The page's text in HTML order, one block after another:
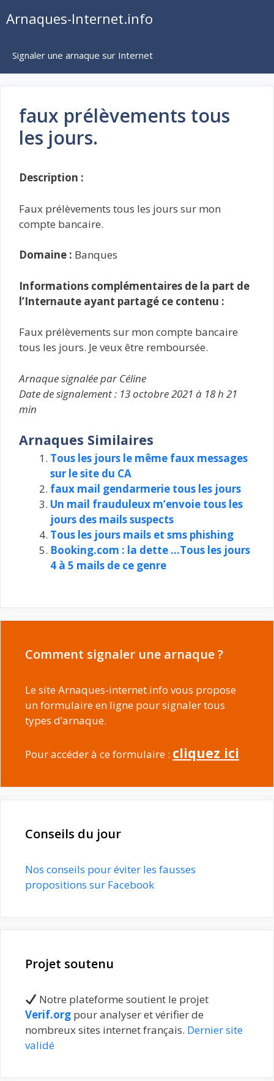
auArnaques-Internet.info
Signaler une arnaque sur Internet
faux prélèvements tous
les jours.
Description :
Faux prélèvements tous les jours sur mon
compte bancaire.
Domaine : Banques
Informations complémentaires de la part de
l’Internaute ayant partagé ce contenu :
Faux prélèvements sur mon compte bancaire
tous les jours. Je veux être remboursée.
Arnaque signalée par Céline
Date de signalement : 13 octobre 2021 à 18 h 21
min
Arnaques Similaires
Tous les jours le même faux messages
sur le site du CA
faux mail gendarmerie tous les jours
Un mail frauduleux m’envoie tous les
jours des mails suspects
Tous les jours mails et sms phishing
Booking.com : la dette …Tous les jours
4 à 5 mails de ce genre
Comment signaler une arnaque ?
Le site Arnaques-internet.info vous propose
un formulaire en ligne pour signaler tous
types d’arnaque.
Pour accéder à ce formulaire : cliquez ici
Conseils du jour
Nos conseils pour éviter les fausses
propositions sur Facebook
Projet soutenu
Notre plateforme soutient le projet
Verif.org pour analyser et vérifier de
nombreux sites internet français. Dernier site
validé